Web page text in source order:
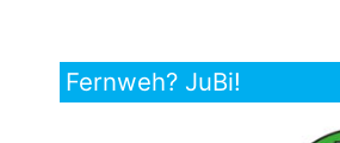
Fernweh? JuBi!